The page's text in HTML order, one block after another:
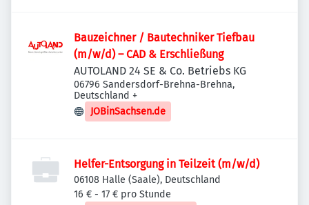
Bauzeichner / Bautechniker Tiefbau
(m/w/d) – CAD & Erschließung
AUTOLAND 24 SE & Co. Betriebs KG
06796 Sandersdorf-Brehna-Brehna,
Deutschland +
JOBinSachsen.de
Helfer-Entsorgung in Teilzeit (m/w/d)
06108 Halle (Saale), Deutschland
16 € - 17 € pro Stunde